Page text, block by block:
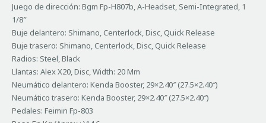
Juego de dirección: Bgm Fp-H807b, A-Headset, Semi-Integrated, 1
1/8″
Buje delantero: Shimano, Centerlock, Disc, Quick Release
Buje trasero: Shimano, Centerlock, Disc, Quick Release
Radios: Steel, Black
Llantas: Alex X20, Disc, Width: 20 Mm
Neumático delantero: Kenda Booster, 29×2.40″ (27.5×2.40″)
Neumático trasero: Kenda Booster, 29×2.40″ (27.5×2.40″)
Pedales: Feimin Fp-803